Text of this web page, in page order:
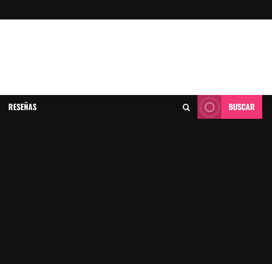
RESEÑAS BUSCAR